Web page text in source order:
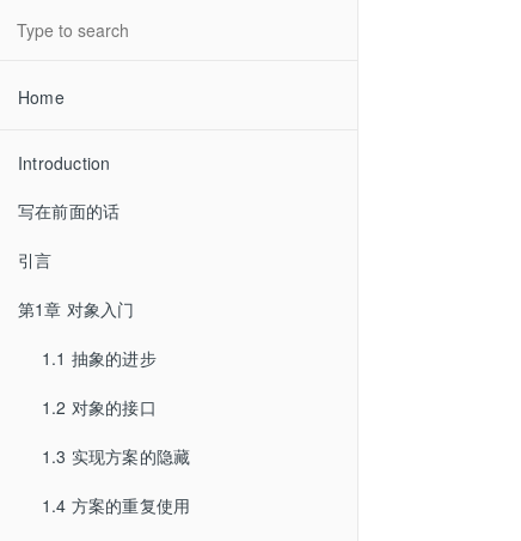
Home
Introduction
写在前面的话
引言
第1章 对象入门
1.1 抽象的进步
1.2 对象的接口
1.3 实现方案的隐藏
1.4 方案的重复使用